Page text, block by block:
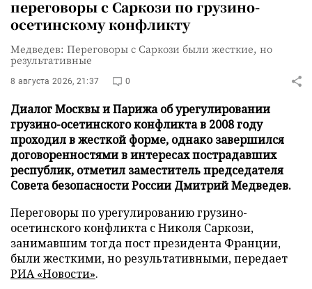
переговоры с Саркози по грузино-
осетинскому конфликту
Медведев: Переговоры с Саркози были жесткие, но
результативные
8 августа 2026, 21:37 0
Диалог Москвы и Парижа об урегулировании
грузино-осетинского конфликта в 2008 году
проходил в жесткой форме, однако завершился
договоренностями в интересах пострадавших
республик, отметил заместитель председателя
Совета безопасности России Дмитрий Медведев.
Переговоры по урегулированию грузино-
осетинского конфликта с Николя Саркози,
занимавшим тогда пост президента Франции,
были жесткими, но результативными, передает
РИА «Новости».